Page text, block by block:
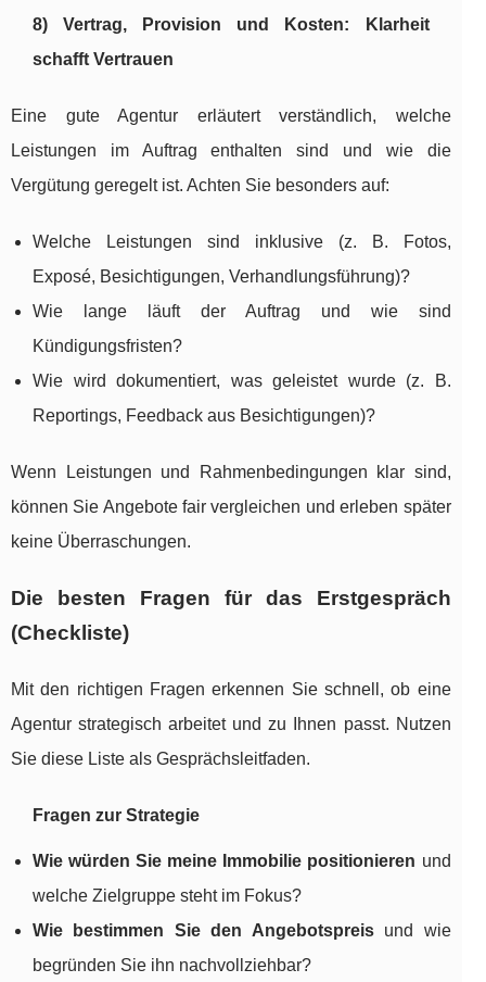
8) Vertrag, Provision und Kosten: Klarheit
schafft Vertrauen
Eine gute Agentur erläutert verständlich, welche
Leistungen im Auftrag enthalten sind und wie die
Vergütung geregelt ist. Achten Sie besonders auf:
Welche Leistungen sind inklusive (z. B. Fotos,
Exposé, Besichtigungen, Verhandlungsführung)?
Wie lange läuft der Auftrag und wie sind
Kündigungsfristen?
Wie wird dokumentiert, was geleistet wurde (z. B.
Reportings, Feedback aus Besichtigungen)?
Wenn Leistungen und Rahmenbedingungen klar sind,
können Sie Angebote fair vergleichen und erleben später
keine Überraschungen.
Die besten Fragen für das Erstgespräch
(Checkliste)
Mit den richtigen Fragen erkennen Sie schnell, ob eine
Agentur strategisch arbeitet und zu Ihnen passt. Nutzen
Sie diese Liste als Gesprächsleitfaden.
Fragen zur Strategie
Wie würden Sie meine Immobilie positionieren und
welche Zielgruppe steht im Fokus?
Wie bestimmen Sie den Angebotspreisund wie
begründen Sie ihn nachvollziehbar?